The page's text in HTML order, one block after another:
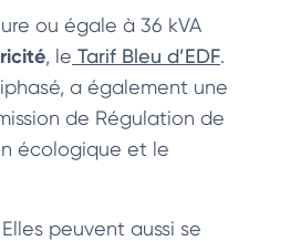
ou égale à 36 kVA
, le Tarif Bleu d’EDF.
a également une
de Régulation de
écologique et le
peuvent aussi se